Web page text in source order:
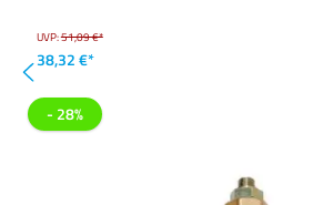
UVP:51,09 €*
38,32 €*
- 28%